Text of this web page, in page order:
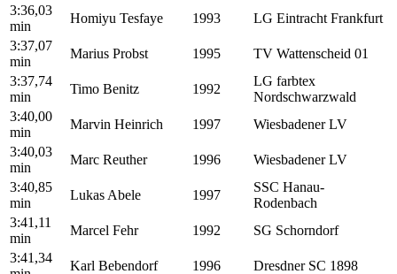
3:36,03
min
Homiyu Tesfaye 1993
LG Eintracht Frankfurt
3:37,07
min
Marius Probst 1995
TV Wattenscheid 01
3:37,74
min
Timo Benitz 1992
LG farbtex
Nordschwarzwald
3:40,00
min
Marvin Heinrich 1997
Wiesbadener LV
3:40,03
min
Marc Reuther 1996
Wiesbadener LV
3:40,85
min
Lukas Abele 1997
SSC Hanau-
Rodenbach
3:41,11
min
Marcel Fehr 1992
SG Schorndorf
3:41,34
Karl Bebendorf 1996 Dresdner SC 1898